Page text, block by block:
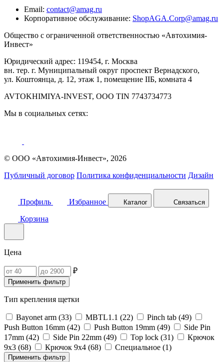
Email: contact@amag.ru
Корпоративное обслуживание: ShopAGA.Corp@amag.ru
Общество с ограниченной ответственностью «Автохимия-
Инвест»
Юридический адрес: 119454, г. Москва
вн. тер. г. Муниципальный округ проспект Вернадского,
ул. Коштоянца, д. 12, этаж 1, помещение IIБ, комната 4
AVTOKHIMIYA-INVEST, OOO TIN 7743734773
Мы в социальных сетях:
© ООО «Автохимия-Инвест», 2026
Публичный договор Политика конфиденциальности Дизайн
Профиль Избранное Каталог Связаться
Корзина
Цена
₽
Применить фильтр
Тип крепления щетки
Bayonet arm (33) MBTL1.1‎ (22) Pinch tab (49)
Push Button 16mm (42) Push Button 19mm (49)
Side Pin
17mm (42) Side Pin 22mm (49) Top lock (31)
Крючок
9х3 (68) Крючок 9х4 (68) Специальное (1)
Применить фильтр